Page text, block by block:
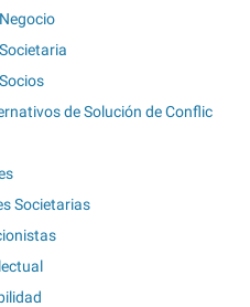
de Solución de Conflic
Societarias